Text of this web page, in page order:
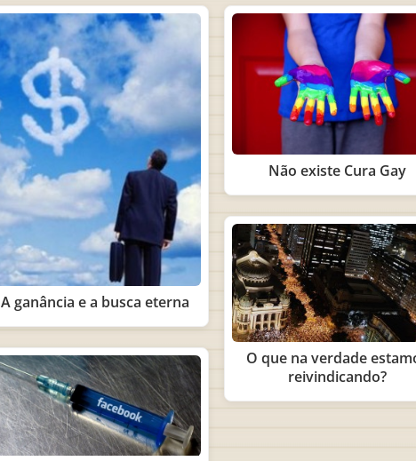
A ganância e a busca eterna
Não existe Cura Gay
O que na verdade
reivindicando?